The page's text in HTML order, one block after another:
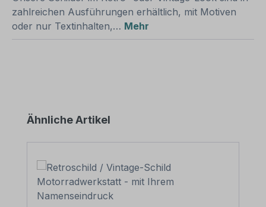
zahlreichen Ausführungen erhältlich, mit Motiven
oder nur Textinhalten,… Mehr
Produktgalerie überspringen
Ähnliche Artikel